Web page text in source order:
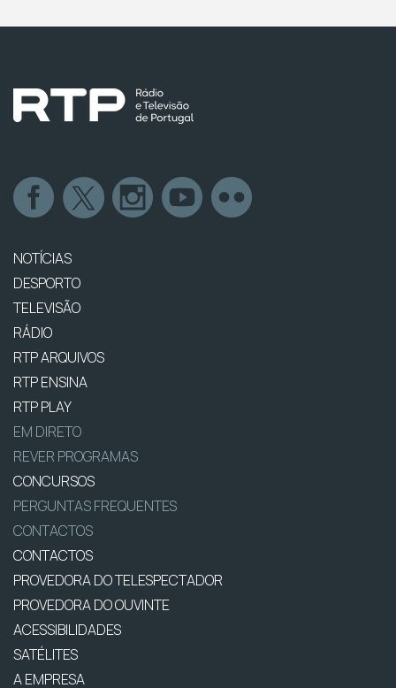
NOTÍCIAS
DESPORTO
TELEVISÃO
RÁDIO
RTP ARQUIVOS
RTP ENSINA
RTP PLAY
EM DIRETO
REVER PROGRAMAS
CONCURSOS
PERGUNTAS FREQUENTES
CONTACTOS
CONTACTOS
PROVEDORA DO TELESPECTADOR
PROVEDORA DO OUVINTE
ACESSIBILIDADES
SATÉLITES
A EMPRESA